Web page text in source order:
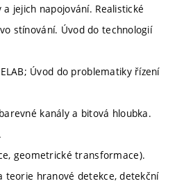
jejich napojování. Realistické
stínování. Úvod do technologií
Úvod do problematiky řízení
kanály a bitová hloubka.
geometrické transformace).
teorie hranové detekce, detekční